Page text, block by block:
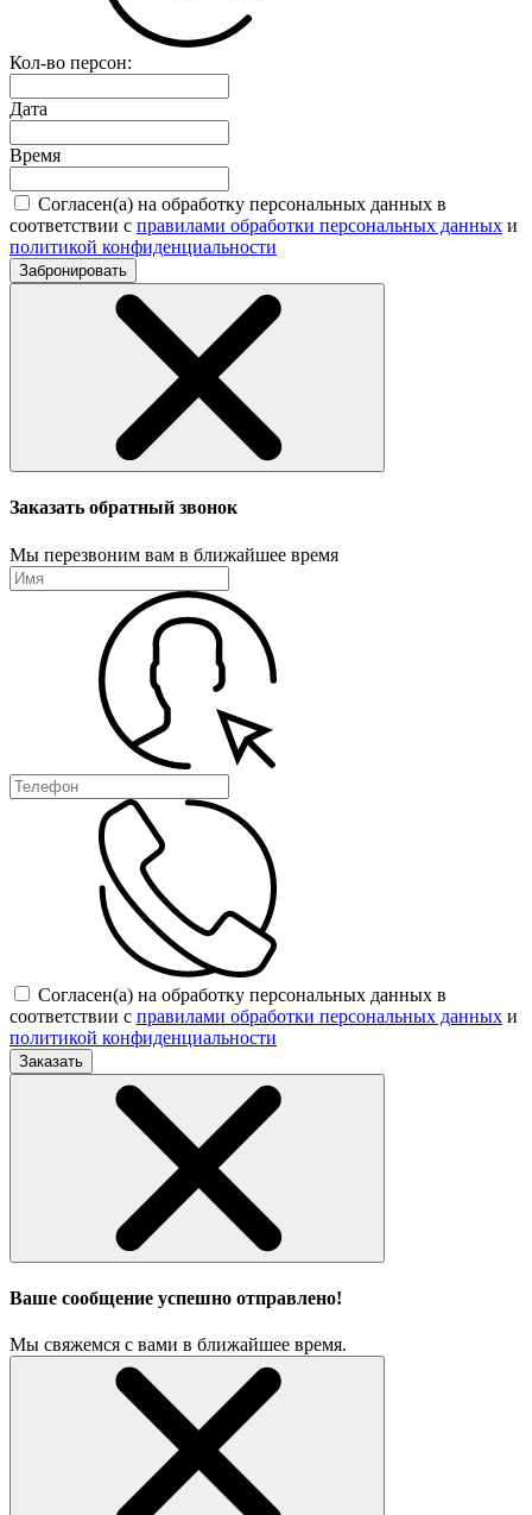
Кол-во персон:
Дата
Время
Согласен(а) на обработку персональных данных в
соответствии с правилами обработки персональных данных и
политикой конфиденциальности
Забронировать
Заказать обратный звонок
Мы перезвоним вам в ближайшее время
Согласен(а) на обработку персональных данных в
соответствии с правилами обработки персональных данных и
политикой конфиденциальности
Заказать
Ваше сообщение успешно отправлено!
Мы свяжемся с вами в ближайшее время.